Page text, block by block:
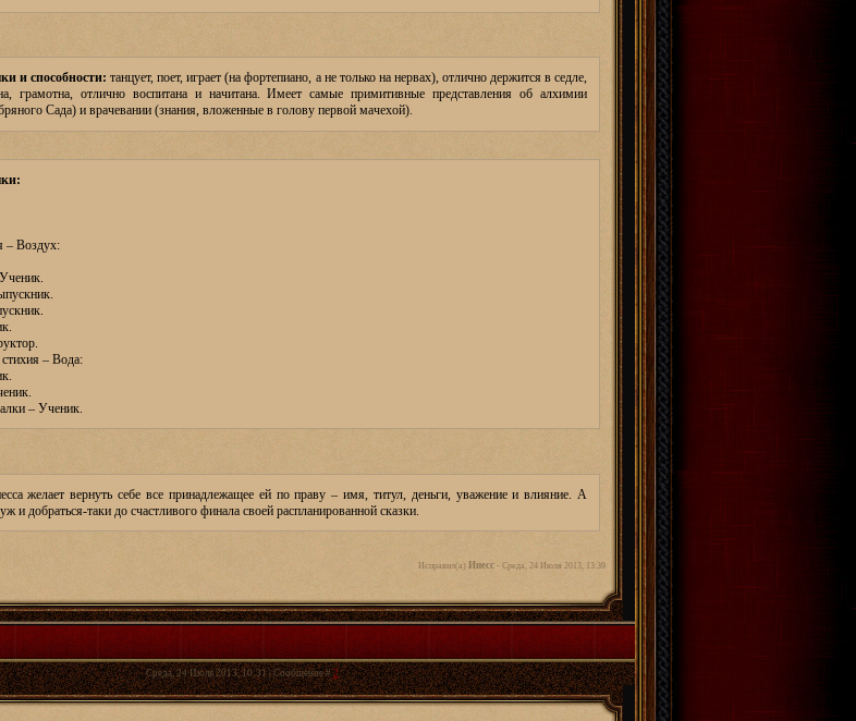
и способности: танцует, поет, играет (на фортепиано, а не только на нервах), отлично держится в седле,
грамотна, отлично воспитана и начитана. Имеет самые примитивные представления об алхимии
Сада) и врачевании (знания, вложенные в голову первой мачехой).
– Воздух:
– Вода:
– Ученик.
желает вернуть себе все принадлежащее ей по праву – имя, титул, деньги, уважение и влияние. А
и добраться-таки до счастливого финала своей распланированной сказки.
Исправил(а) Инесс - Среда, 24 Июля 2013, 13:39
Среда, 24 Июля 2013, 10:31 | Сообщение #2